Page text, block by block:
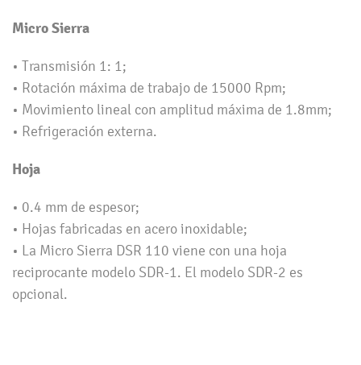
Micro Sierra
• Transmisión 1: 1;
• Rotación máxima de trabajo de 15000 Rpm;
• Movimiento lineal con amplitud máxima de 1.8mm;
• Refrigeración externa.
Hoja
• 0.4 mm de espesor;
• Hojas fabricadas en acero inoxidable;
• La Micro Sierra DSR 110 viene con una hoja
reciprocante modelo SDR-1. El modelo SDR-2 es
opcional.